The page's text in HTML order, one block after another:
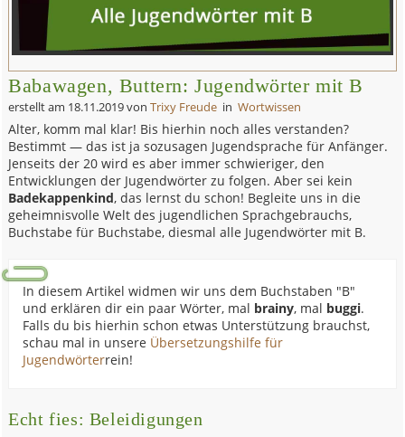
Babawagen, Buttern: Jugendwörter mit B
erstellt am 18.11.2019vonTrixy Freude inWortwissen
Alter, komm mal klar! Bis hierhin noch alles verstanden?
Bestimmt — das ist ja sozusagen Jugendsprache für Anfänger.
Jenseits der 20 wird es aber immer schwieriger, den
Entwicklungen der Jugendwörter zu folgen. Aber sei kein
Badekappenkind, das lernst du schon! Begleite uns in die
geheimnisvolle Welt des jugendlichen Sprachgebrauchs,
Buchstabe für Buchstabe, diesmal alle Jugendwörter mit B.
In diesem Artikel widmen wir uns dem Buchstaben "B"
und erklären dir ein paar Wörter, mal brainy, mal buggi.
Falls du bis hierhin schon etwas Unterstützung brauchst,
schau mal in unsere Übersetzungshilfe für
Jugendwörterrein!
Echt fies: Beleidigungen